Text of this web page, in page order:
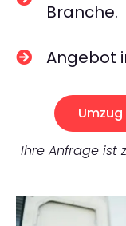
Branche.
Angebot
Ihre Anfrage ist